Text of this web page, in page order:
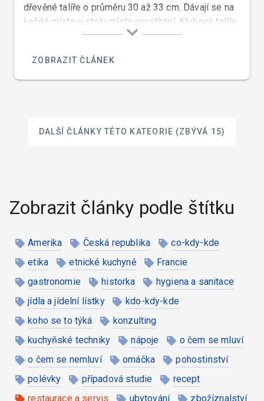
dřevěné talíře o průměru 30 až 33 cm. Dávají se na
každé místo u stolu místo prostírání. Klubové talíře
pocházejí z anglického base plates nebo service
(německy) anebo také Assiette de présentation
(francouzsky).
ZOBRAZIT ČLÁNEK
DALŠÍ ČLÁNKY TÉTO KATEORIE (ZBÝVÁ 15)
Zobrazit články podle štítku
Amerika Česká republika
co-kdy-kde
etika
etnické kuchyně
Francie
gastronomie
historka
hygiena a sanitace
jídla a jídelní lístky
kdo-kdy-kde
koho se to týká
konzulting
kuchyňské techniky
nápoje
o čem se mluví
o čem se nemluví
omáčka
pohostinství
polévky
případová studie
recept
restaurace a servis
ubytování
zbožíznalství